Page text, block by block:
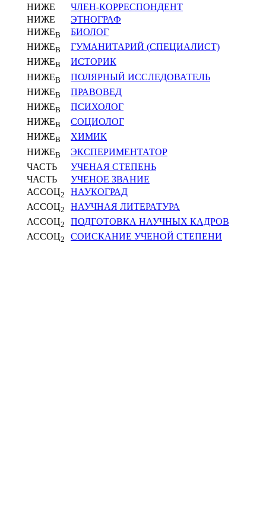
НИЖЕ
ЧЛЕН-КОРРЕСПОНДЕНТ
НИЖЕ
ЭТНОГРАФ
НИЖЕВ
БИОЛОГ
НИЖЕВ
ГУМАНИТАРИЙ (СПЕЦИАЛИСТ)
НИЖЕВ
ИСТОРИК
НИЖЕВ
ПОЛЯРНЫЙ ИССЛЕДОВАТЕЛЬ
НИЖЕВ
ПРАВОВЕД
НИЖЕВ
ПСИХОЛОГ
НИЖЕВ
СОЦИОЛОГ
НИЖЕВ
ХИМИК
НИЖЕВ
ЭКСПЕРИМЕНТАТОР
ЧАСТЬ
УЧЕНАЯ СТЕПЕНЬ
ЧАСТЬ
УЧЕНОЕ ЗВАНИЕ
АССОЦ2
НАУКОГРАД
АССОЦ2
НАУЧНАЯ ЛИТЕРАТУРА
АССОЦ2
ПОДГОТОВКА НАУЧНЫХ КАДРОВ
АССОЦ2 СОИСКАНИЕ УЧЕНОЙ СТЕПЕНИ